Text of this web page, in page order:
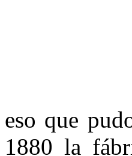
eso que
1880 la